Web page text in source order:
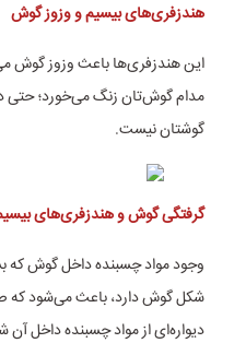
هندزفری‌های بیسیم و وزوز گوش
این هندزفری‌ها باعث وزوز گوش
مدام گوش‌تان زنگ می‌خورد؛ حتی
گوشتان نیست.
گرفتگی گوش و هندزفری‌های
وجود مواد چسبنده داخل گوش که
شکل گوش دارد، باعث می‌شود که
دیواره‌ای از مواد چسبنده داخل آن